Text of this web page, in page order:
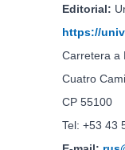
Editorial:
https://
Carretera a
Cuatro
CP 55100
Tel: +53 43